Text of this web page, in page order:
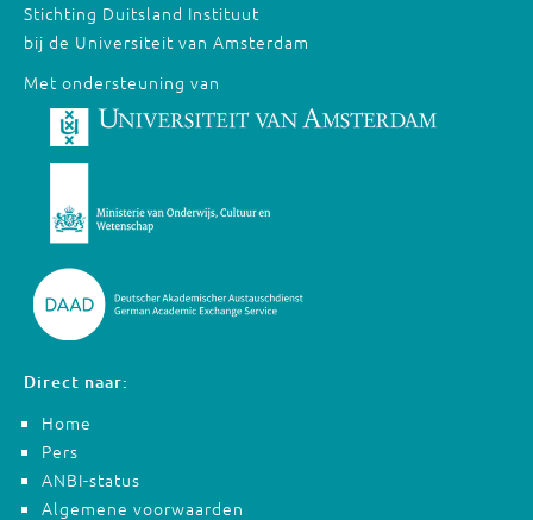
Stichting Duitsland Instituut
bij de Universiteit van Amsterdam
Met ondersteuning van
Direct naar:
Home
Pers
ANBI-status
Algemene voorwaarden